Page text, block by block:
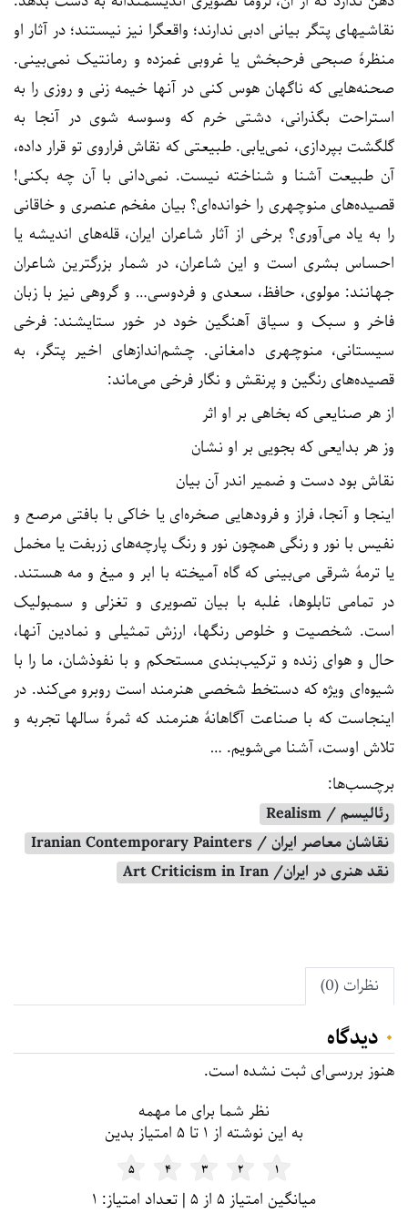
نقاشیهای پتگر بیانی ادبی ندارند؛ واقعگرا نیز نیستند؛ در آثار او
منظرۀ صبحی فرحبخش یا غروبی غمزده و رمانتیک نمی‌بینی.
صحنه‌هایی که ناگهان هوس کنی در آنها خیمه‌ زنی و روزی را به
استراحت بگذرانی، دشتی خرم که وسوسه شوی در آنجا به
گلگشت بپردازی، نمی‌یابی. طبیعتی که نقاش فراروی تو قرار داده،
آن طبیعت آشنا و شناخته نیست. نمی‌دانی با آن چه بکنی!
قصیده‌های منوچهری را خوانده‌ای؟ بیان مفخم عنصری و خاقانی
را به یاد می‌آوری؟ برخی از آثار شاعران ایران، قله‌های اندیشه یا
احساس بشری است و این شاعران، در شمار بزرگترین شاعران
جهانند: مولوی، حافظ، سعدی و فردوسی… و گروهی نیز با زبان
فاخر و سبک و سیاق آهنگین خود در خور ستایشند: فرخی
سیستانی، منوچهری دامغانی. چشم‌اندازهای اخیر پتگر، به
قصیده‌های رنگین و پرنقش و نگار فرخی می‌ماند:
از هر صنایعی که بخاهی بر او اثر
وز هر بدایعی که بجویی بر او نشان
نقاش بود دست و ضمیر اندر آن بیان
اینجا و آنجا، فراز و فرودهایی صخره‌ای یا خاکی با بافتی مرصع و
نفیس با نور و رنگی همچون نور و رنگ پارچه‌های زربفت یا مخمل
یا ترمۀ شرقی می‌بینی که گاه آمیخته با ابر و میغ و مه هستند.
در تمامی تابلوها، غلبه با بیان تصویری و تغزلی و سمبولیک
است. شخصیت و خلوص رنگها، ارزش تمثیلی و نمادین آنها،
حال و هوای زنده و ترکیب‌بندی مستحکم و با نفوذشان، ما را با
شیوه‌ای ویژه که دستخط شخصی هنرمند است روبرو می‌کند. در
اینجاست که با صناعت آگاهانۀ هنرمند که ثمرۀ سالها تجربه و
تلاش اوست، آشنا می‌شویم. …
برچسب‌ها:
رئالیسم / Realism
نقاشان معاصر ایران / Iranian Contemporary Painters
نقد هنری در ایران/ Art Criticism in Iran
نظرات (0)
۰ دیدگاه
هنوز بررسی‌ای ثبت نشده است.
نظر شما برای ما مهمه
به این نوشته از ۱ تا ۵ امتیاز بدین
۵ ۴ ۳ ۲ ۱
میانگین امتیاز ۵ از ۵ | تعداد امتیاز: ۱